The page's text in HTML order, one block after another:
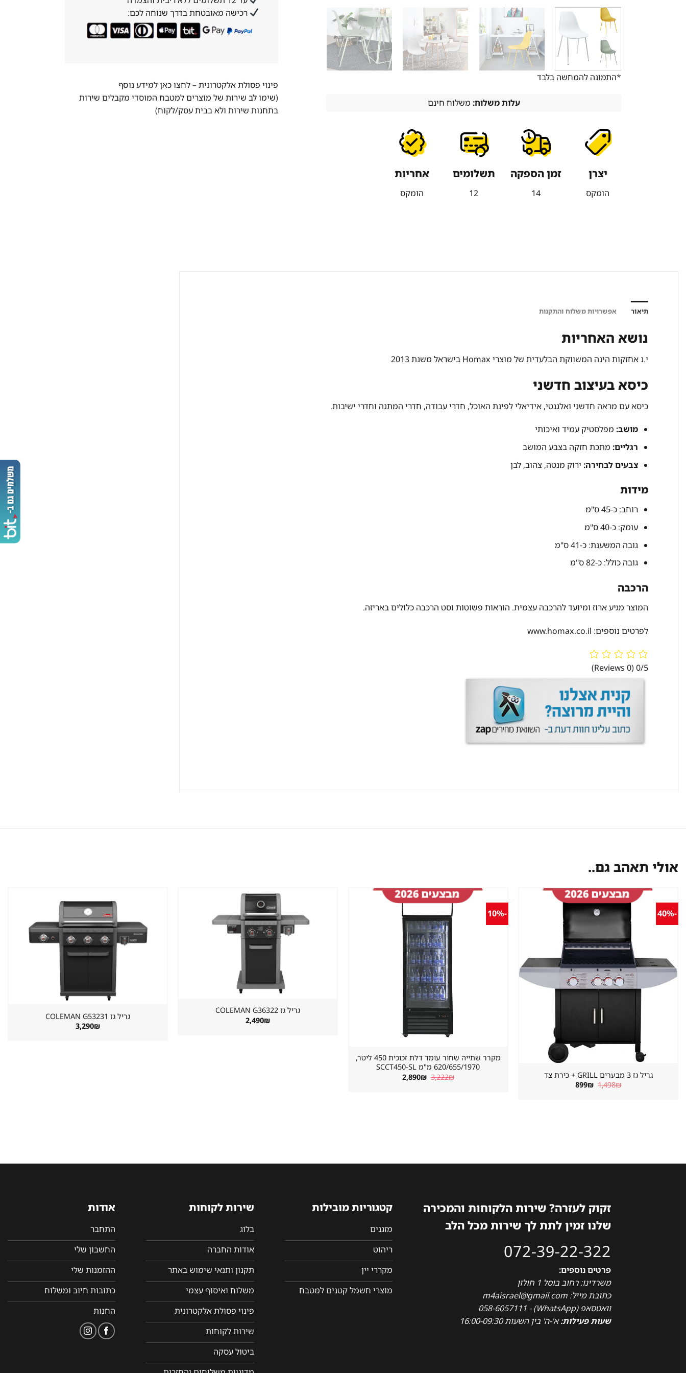
*התמונה להמחשה בלבד
עלות משלוח: משלוח חינם
יצרן
הומקס
זמן הספקה
14
תשלומים
12
אחריות
הומקס
רכישה מאובטחת בדרך שנוחה לכם:
פינוי פסולת אלקטרונית –לחצו כאן למידע נוסף
(שימו לב שירות של מוצרים למטבח המוסדי מקבלים שירות
בתחנות שירות ולא בבית עסק/לקוח)
תיאור אפשרויות משלוח והתקנות
נושא האחריות
י.נ אחזקות הינה המשווקת הבלעדית של מוצרי Homax בישראל משנת 2013
כיסא בעיצוב חדשני
כיסא עם מראה חדשני ואלגנטי, אידיאלי לפינת האוכל, חדרי עבודה, חדרי המתנה וחדרי ישיבות.
מושב: מפלסטיק עמיד ואיכותי
רגליים: מתכת חזקה בצבע המושב
צבעים לבחירה: ירוק מנטה, צהוב, לבן
מידות
רוחב: כ-45 ס"מ
עומק: כ-40 ס"מ
גובה המשענת: כ-41 ס"מ
גובה כולל: כ-82 ס"מ
הרכבה
המוצר מגיע ארוז ומיועד להרכבה עצמית. הוראות פשוטות וסט הרכבה כלולים באריזה.
לפרטים נוספים: www.homax.co.il
0/5
(0 Reviews)
אולי תאהב גם..
-40%
גריל גז 3 מבערים GRILL + כירת צד
1,498₪ המחיר
המקורי
899₪ המחיר
-10%
מקרר שתייה שחור עומד דלת זכוכית 450 ליטר,
620/655/1970 מ"מ SCCT450-SL
3,222₪ המחיר
המקורי
2,890₪ המחיר
גריל גז ⁦COLEMAN G36322⁩
2,490₪
גריל גז ⁦COLEMAN G53231⁩
3,290₪
זקוק לעזרה? שירות הלקוחות והמכירה
שלנו זמין לתת לך שירות מכל הלב
072-39-22-322
פרטים נוספים:
משרדינו: רחוב בוסל 1 חולון
כתובת מייל: m4aisrael@gmail.com
וואטסאפ (WhatsApp) - 058-6057111
שעות פעילות:א'-ה' בין השעות 16:00-09:30
קטגוריות מובילות
מזגנים
ריהוט
מקררי יין
מוצרי חשמל קטנים למטבח
שירות לקוחות
בלוג
אודות החברה
תקנון ותנאי שימוש באתר
משלוח ואיסוף עצמי
פינוי פסולת אלקטרונית
שירות לקוחות
ביטול עסקה
אודות
התחבר
החשבון שלי
ההזמנות שלי
כתובות חיוב ומשלוח
החנות